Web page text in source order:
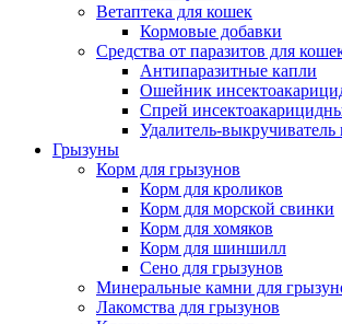
Ветаптека для кошек
Кормовые добавки
Средства от паразитов для
Антипаразитные капли
Ошейник
Спрей
Удалитель-выкручиватель
Грызуны
Корм для грызунов
Корм для кроликов
Корм для морской свинки
Корм для хомяков
Корм для шиншилл
Сено для грызунов
Минеральные камни для
Лакомства для грызунов